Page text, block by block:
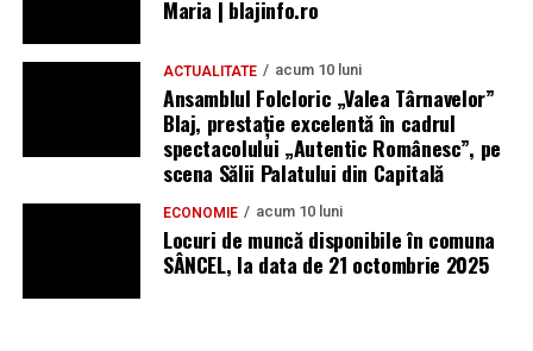
Maria | blajinfo.ro
ACTUALITATE acum 10 luni
Ansamblul Folcloric „Valea Târnavelor”
Blaj, prestație excelentă în cadrul
spectacolului „Autentic Românesc”, pe
scena Sălii Palatului din Capitală
ECONOMIE acum 10 luni
Locuri de muncă disponibile în comuna
SÂNCEL, la data de 21 octombrie 2025